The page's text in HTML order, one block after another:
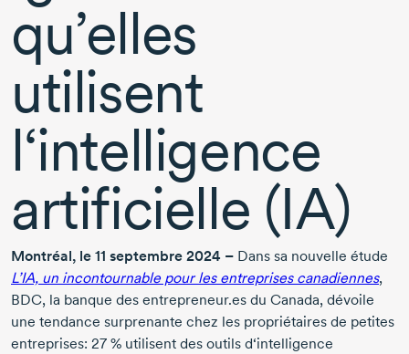
qu’elles
utilisent
l‘intelligence
artificielle (IA)
Montréal, le 11 septembre 2024 – Dans sa nouvelle étude
L’IA, un incontournable pour les entreprises canadiennes,
BDC, la banque des entrepreneur.es du Canada, dévoile
une tendance surprenante chez les propriétaires de petites
entreprises: 27 % utilisent des outils d‘intelligence